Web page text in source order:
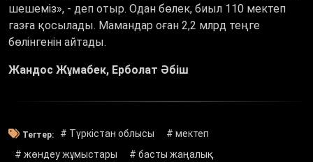
шешеміз», - деп отыр. Одан бөлек, биыл 110 мектеп
газға қосылады. Мамандар оған 2,2 млрд теңге
бөлінгенін айтады.
Жандос Жұмабек, Ерболат Әбіш
Тегтер: # Түркістан облысы
# мектеп
# жөндеу жұмыстары
# басты жаңалық